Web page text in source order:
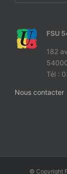
FSU
182
Tél :
Nous contacter
© Copyright